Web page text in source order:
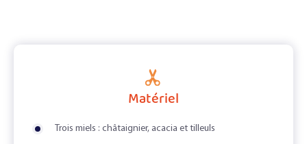
Matériel
Trois miels : châtaignier, acacia et tilleuls